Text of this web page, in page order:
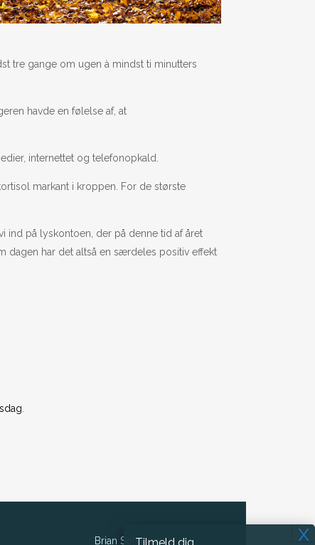
tre gange om ugen à mindst ti minutters
havde en følelse af, at
internettet og telefonopkald.
markant i kroppen. For de største
ind på lyskontoen, der på denne tid af året
har det altså en særdeles positiv effekt
Brian Sølvkjær